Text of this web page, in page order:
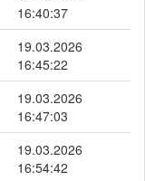
16:40:37
19.03.2026
16:45:22
19.03.2026
16:47:03
19.03.2026
16:54:42